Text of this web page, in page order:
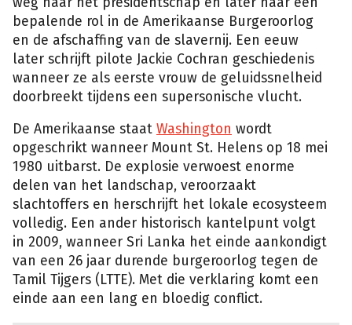
bepalende rol in de Amerikaanse Burgeroorlog
en de afschaffing van de slavernij. Een eeuw
later schrijft pilote Jackie Cochran geschiedenis
wanneer ze als eerste vrouw de geluidssnelheid
doorbreekt tijdens een supersonische vlucht.
De Amerikaanse staat Washington wordt
opgeschrikt wanneer Mount St. Helens op 18 mei
1980 uitbarst. De explosie verwoest enorme
delen van het landschap, veroorzaakt
slachtoffers en herschrijft het lokale ecosysteem
volledig. Een ander historisch kantelpunt volgt
in 2009, wanneer Sri Lanka het einde aankondigt
van een 26 jaar durende burgeroorlog tegen de
Tamil Tijgers (LTTE). Met die verklaring komt een
einde aan een lang en bloedig conflict.